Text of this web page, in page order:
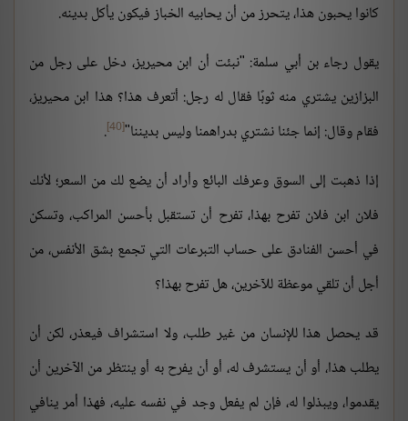
كانوا يحبون هذا، يتحرز من أن يحابيه الخباز فيكون يأكل بدينه.
يقول رجاء بن أبي سلمة: "نبئت أن ابن محيريز، دخل على رجل من
البزازين يشتري منه ثوبًا فقال له رجل: أتعرف هذا؟ هذا ابن محيريز،
فقام وقال: إنما جئنا نشتري بدراهمنا وليس بديننا"[40]
.
إذا ذهبت إلى السوق وعرفك البائع وأراد أن يضع لك من السعر؛ لأنك
فلان ابن فلان تفرح بهذا، تفرح أن تستقبل بأحسن المراكب، وتسكن
في أحسن الفنادق على حساب التبرعات التي تجمع بشق الأنفس، من
أجل أن تلقي موعظة للآخرين، هل تفرح بهذا؟
قد يحصل هذا للإنسان من غير طلب، ولا استشراف فيعذر، لكن أن
يطلب هذا، أو أن يستشرف له، أو أن يفرح به أو ينتظر من الآخرين أن
يقدموا، ويبذلوا له، فإن لم يفعل وجد في نفسه عليه، فهذا أمر ينافي